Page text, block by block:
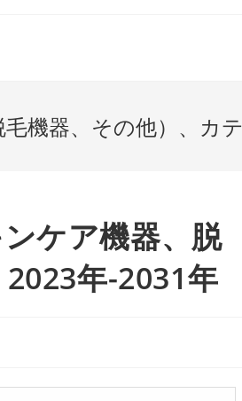
機器、その他）、カ
ケア機器、脱
年-2031年